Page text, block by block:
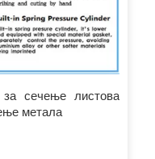
сечење листова
метала